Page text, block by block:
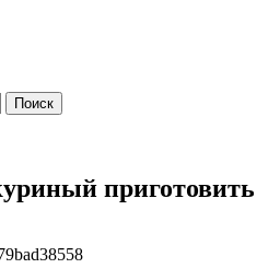
приготовить